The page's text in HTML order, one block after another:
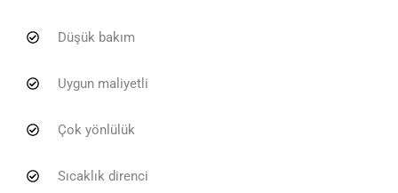
Düşük bakım
Uygun maliyetli
Çok yönlülük
Sıcaklık direnci